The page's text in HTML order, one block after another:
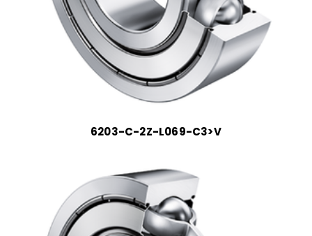
6203-C-2Z-L069-C3>V